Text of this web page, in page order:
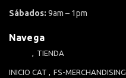
Sábados: 9am – 1pm
Navega
INICIO
TIENDA
CAT FS-MERCHANDISING